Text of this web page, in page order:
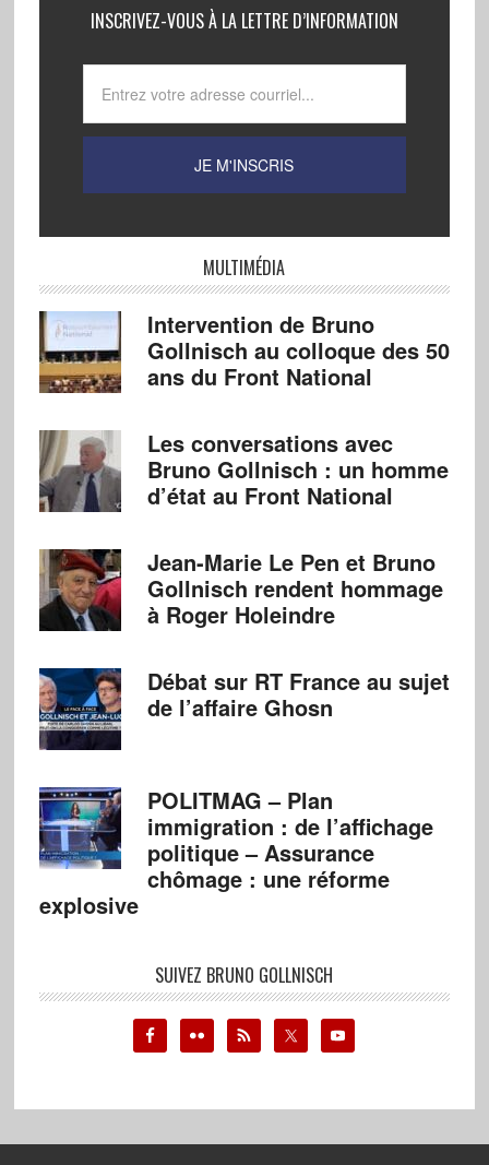
INSCRIVEZ-VOUS À LA LETTRE D’INFORMATION
MULTIMÉDIA
Intervention de Bruno
Gollnisch au colloque des 50
ans du Front National
Les conversations avec
Bruno Gollnisch : un homme
d’état au Front National
Jean-Marie Le Pen et Bruno
Gollnisch rendent hommage
à Roger Holeindre
Débat sur RT France au sujet
de l’affaire Ghosn
POLITMAG – Plan
immigration : de l’affichage
politique – Assurance
chômage : une réforme
explosive
SUIVEZ BRUNO GOLLNISCH